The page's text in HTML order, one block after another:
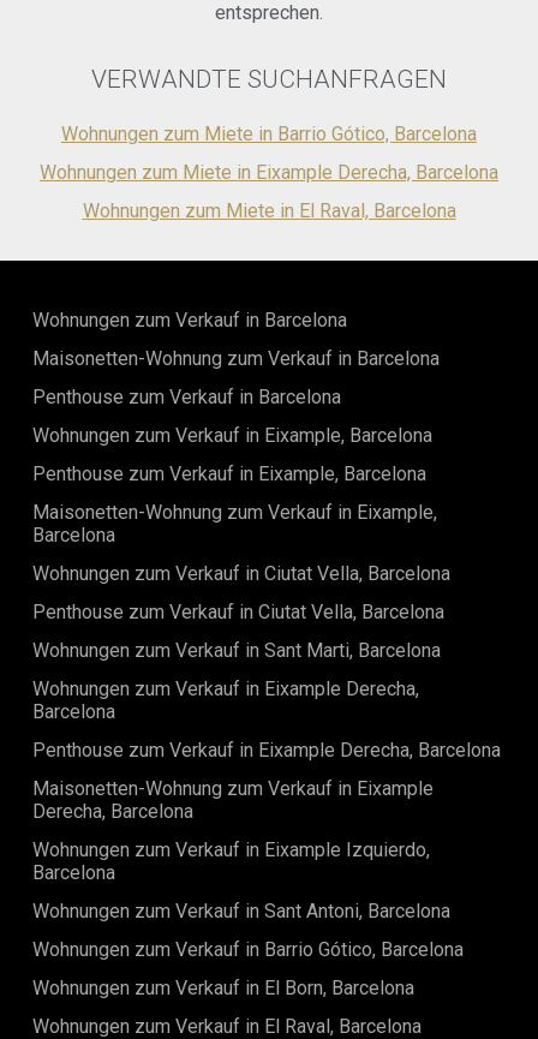
und bietet ein ausgezeichnetes Preis-Leistungs-
entsprechen.
VERWANDTE SUCHANFRAGEN
Wohnungen zum Miete in Barrio Gótico, Barcelona
Wohnungen zum Miete in Eixample Derecha, Barcelona
Wohnungen zum Miete in El Raval, Barcelona
Wohnungen zum Verkauf in Barcelona
Maisonetten-Wohnung zum Verkauf in Barcelona
Penthouse zum Verkauf in Barcelona
Wohnungen zum Verkauf in Eixample, Barcelona
Penthouse zum Verkauf in Eixample, Barcelona
Maisonetten-Wohnung zum Verkauf in Eixample,
Barcelona
Wohnungen zum Verkauf in Ciutat Vella, Barcelona
Penthouse zum Verkauf in Ciutat Vella, Barcelona
Wohnungen zum Verkauf in Sant Marti, Barcelona
Wohnungen zum Verkauf in Eixample Derecha,
Barcelona
Penthouse zum Verkauf in Eixample Derecha, Barcelona
Maisonetten-Wohnung zum Verkauf in Eixample
Derecha, Barcelona
Wohnungen zum Verkauf in Eixample Izquierdo,
Barcelona
Wohnungen zum Verkauf in Sant Antoni, Barcelona
Wohnungen zum Verkauf in Barrio Gótico, Barcelona
Wohnungen zum Verkauf in El Born, Barcelona
Wohnungen zum Verkauf in El Raval, Barcelona